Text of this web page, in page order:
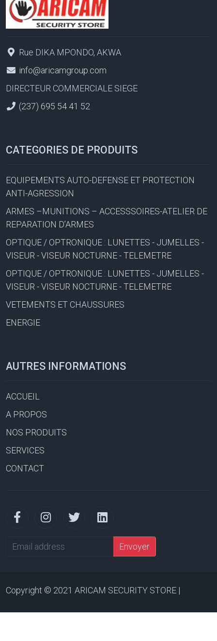
Rue DIKA MPONDO, AKWA
info@aricamgroup.com
DIRECTEUR COMMERCIALE SIEGE
(237) 695 54 41 52
CATEGORIES DE PRODUITS
EQUIPEMENTS AUTO-DEFENSE ET PROTECTION
ANTI-AGRESSION
ARMES –MUNITIONS – ACCESSSOIRES-ATELIER DE
REPARATION D’ARMES
OPTIQUE / OPTRONIQUE : LUNETTES - JUMELLES -
VISEUR - VISEUR NOCTURNE - TELEMETRE
OPTIQUE / OPTRONIQUE : LUNETTES - JUMELLES -
VISEUR - VISEUR NOCTURNE - TELEMETRE
VETEMENTS ET CHAUSSURES
ENERGIE
AUTRES INFORMATIONS
ACCUEIL
A PROPOS
NOS PRODUITS
SERVICES
CONTACT
Email
Envoyer
Copyright © 2021 ARICAM SECURITY STORE |